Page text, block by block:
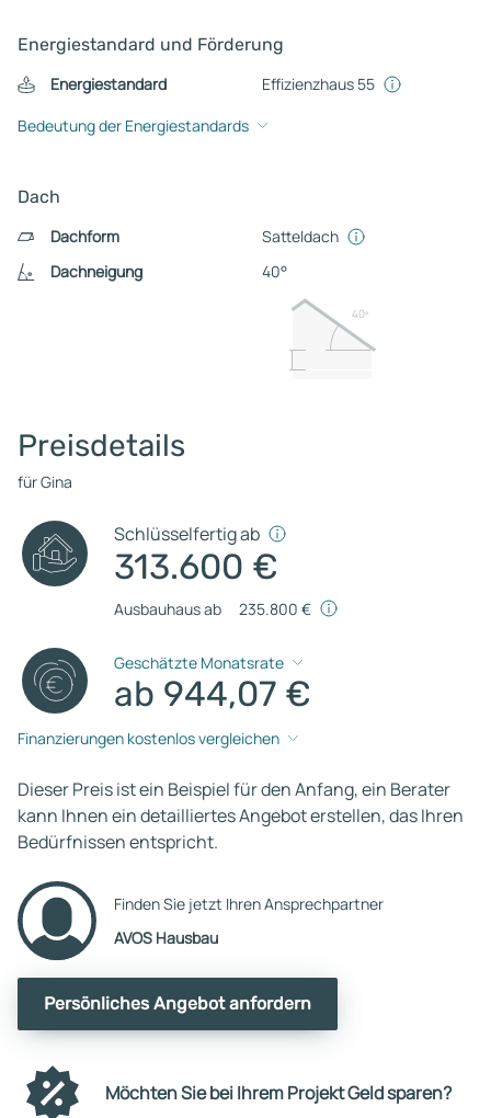
Energiestandard und Förderung
Energiestandard
Effizienzhaus 55
Bedeutung der Energiestandards
Dach
Dachform
Satteldach
Dachneigung
40°
40º
Preisdetails
für Gina
Schlüsselfertig ab
313.600 €
Ausbauhaus ab 235.800 €
Geschätzte Monatsrate
ab 944,07 €
Finanzierungen kostenlos vergleichen
Dieser Preis ist ein Beispiel für den Anfang, ein Berater
kann Ihnen ein detailliertes Angebot erstellen, das Ihren
Bedürfnissen entspricht.
Finden Sie jetzt Ihren Ansprechpartner
AVOS Hausbau
Persönliches Angebot anfordern
Möchten Sie bei Ihrem Projekt Geld sparen?